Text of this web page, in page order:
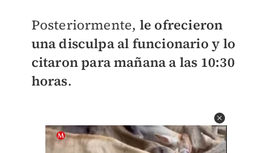
Posteriormente, le ofrecieron
una disculpa al funcionario y lo
citaron para mañana a las 10:30
horas.